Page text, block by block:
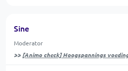
Sine
Moderator
>> [Animo check] Hoogspannings